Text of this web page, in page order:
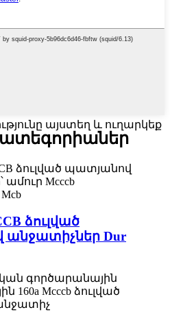
այստեղ և ուղարկեք
ձուլված
Dur